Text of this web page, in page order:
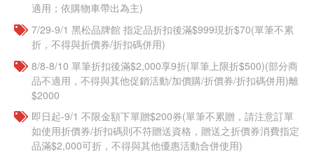
適用；依購物車帶出為主)
7/29-9/1 黑松品牌館 指定品折扣後滿$999現折$70(單筆不累
折，不得與折價券/折扣碼併用)
8/8-8/10 單筆折扣後滿$2,000享9折(單筆上限折$500)(部分商
品不適用，不得與其他促銷活動/加價購/折價券/折扣碼併用)離
$2000
即日起-9/1 不限金額下單贈$200券(單筆不累贈，請注意訂單
如使用折價券/折扣碼則不符贈送資格，贈送之折價券消費指定
品滿$2,000可折，不得與其他優惠活動合併使用)